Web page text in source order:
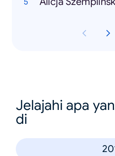
Jelajahi apa
di